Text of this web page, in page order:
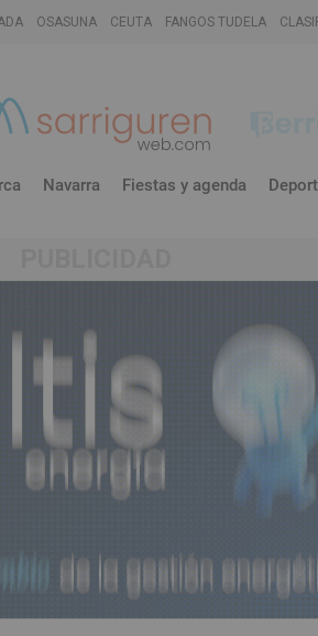
OSASUNA CEUTA FANGOS TUDELA
Navarra Fiestas y agenda